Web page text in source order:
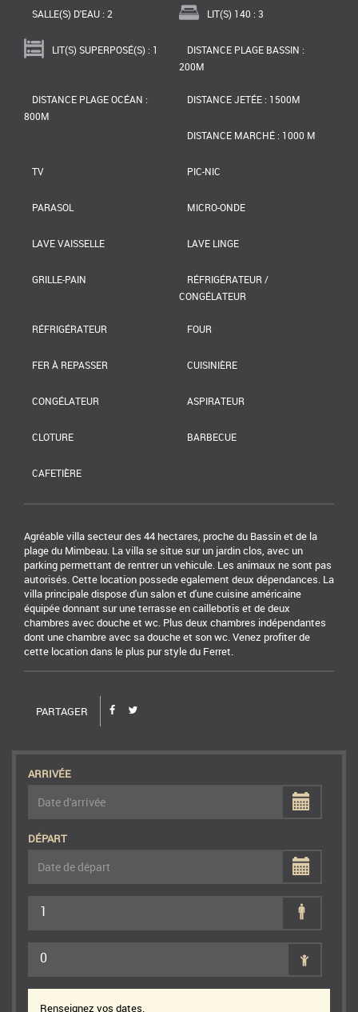
SALLE(S) D'EAU : 2 LIT(S) 140 : 3
LIT(S) SUPERPOSÉ(S) : 1
DISTANCE PLAGE BASSIN :
200M
DISTANCE PLAGE OCÉAN :
800M
DISTANCE JETÉE : 1500M
DISTANCE MARCHÉ : 1000 M
TV PIC-NIC
PARASOL MICRO-ONDE
LAVE VAISSELLE LAVE LINGE
GRILLE-PAIN
RÉFRIGÉRATEUR /
CONGÉLATEUR
RÉFRIGÉRATEUR FOUR
FER À REPASSER CUISINIÈRE
CONGÉLATEUR ASPIRATEUR
CLOTURE BARBECUE
CAFETIÈRE
Agréable villa secteur des 44 hectares, proche du Bassin et de la
plage du Mimbeau. La villa se situe sur un jardin clos, avec un
parking permettant de rentrer un vehicule. Les animaux ne sont pas
autorisés. Cette location possede egalement deux dépendances. La
villa principale dispose d'un salon et d'une cuisine américaine
équipée donnant sur une terrasse en caillebotis et de deux
chambres avec douche et wc. Plus deux chambres indépendantes
dont une chambre avec sa douche et son wc. Venez profiter de
cette location dans le plus pur style du Ferret.
PARTAGER
ARRIVÉE
DÉPART
1
0
Renseignez vos dates.